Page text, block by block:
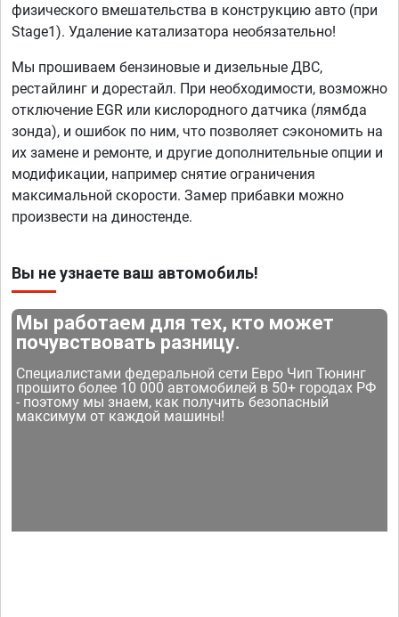
физического вмешательства в конструкцию авто (при
Stage1). Удаление катализатора необязательно!
Мы прошиваем бензиновые и дизельные ДВС,
рестайлинг и дорестайл. При необходимости, возможно
отключение EGR или кислородного датчика (лямбда
зонда), и ошибок по ним, что позволяет сэкономить на
их замене и ремонте, и другие дополнительные опции и
модификации, например снятие ограничения
максимальной скорости. Замер прибавки можно
произвести на диностенде.
Вы не узнаете ваш автомобиль!
Мы работаем для тех, кто может
почувствовать разницу.
Специалистами федеральной сети Евро Чип Тюнинг
прошито более 10 000 автомобилей в 50+ городах РФ
- поэтому мы знаем, как получить безопасный
максимум от каждой машины!